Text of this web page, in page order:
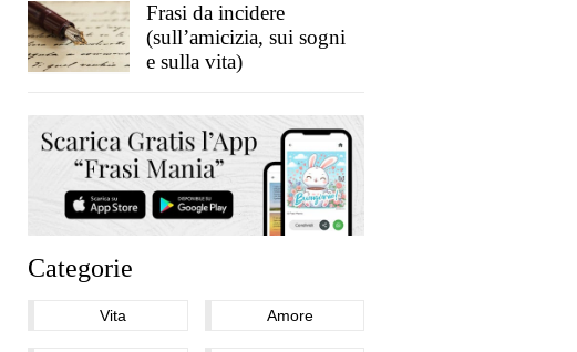
Frasi da incidere
(sull’amicizia, sui sogni
e sulla vita)
Categorie
Vita Amore